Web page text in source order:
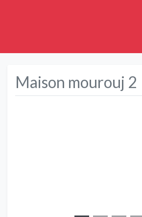
Maison mourouj 2